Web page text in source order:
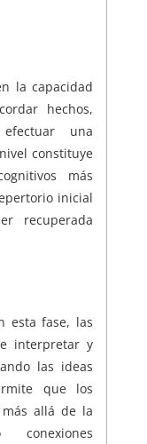
la capacidad
hechos,
una
constituye
más
inicial
recuperada
esta fase, las
interpretar y
las ideas
que los
más allá de la
conexiones